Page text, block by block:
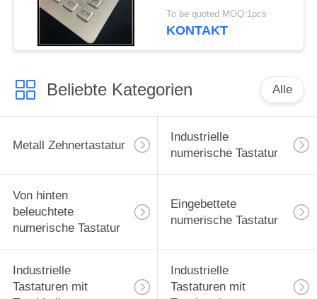
der Vandalen-
beständige Tastatur-24
To be quoted MOQ:1pcs
KONTAKT
Beliebte Kategorien Alle
Metall Zehnertastatur
Industrielle
numerische Tastatur
Von hinten
beleuchtete
numerische Tastatur
Eingebettete
numerische Tastatur
Industrielle
Tastaturen mit
Industrielle
Tastaturen mit